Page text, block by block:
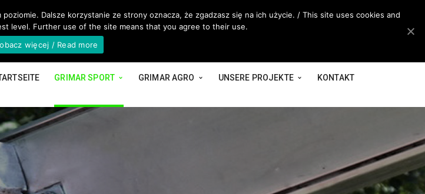
GRIMAR SPORT GRIMAR AGRO UNSERE PROJEKTE KONTAKT
Dalsze korzystanie ze strony oznacza, że zgadzasz się na ich użycie. / This site uses cookies and
level. Further use of the site means that you agree to their use.
więcej / Read more